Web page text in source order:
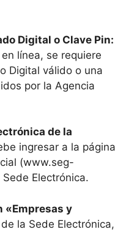
Digital o Clave Pin:
línea, se requiere
Digital válido o una
por la Agencia
de la
ingresar a la página
(www.seg-
Electrónica.
«Empresas y
la Sede Electrónica,